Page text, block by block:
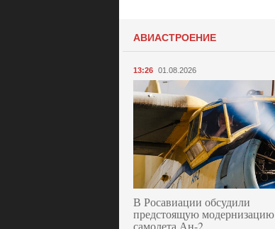
АВИАСТРОЕНИЕ
13:26 01.08.2026
В Росавиации обсудили
предстоящую модернизацию
самолета Ан-2